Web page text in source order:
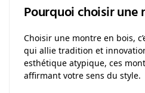
Pourquoi choisir
Choisir une montre en bois,
qui allie tradition et
esthétique atypique, ces
affirmant votre sens du style.